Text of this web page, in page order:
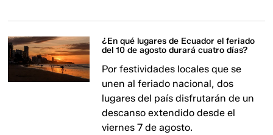
¿En qué lugares de Ecuador el feriado
del 10 de agosto durará cuatro días?
Por festividades locales que se
unen al feriado nacional, dos
lugares del país disfrutarán de un
descanso extendido desde el
viernes 7 de agosto.